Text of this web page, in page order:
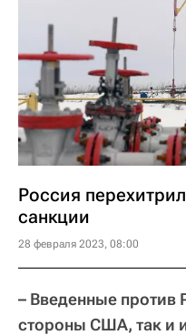
Россия
санкции
28 февраля 2023, 08:00
– Введенные против
стороны США, так и